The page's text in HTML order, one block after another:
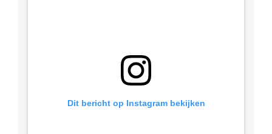
Dit bericht op Instagram bekijken